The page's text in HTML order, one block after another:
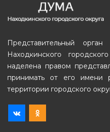
Представительный орган
Находкинского
наделена правом
принимать от его имени
территории городского